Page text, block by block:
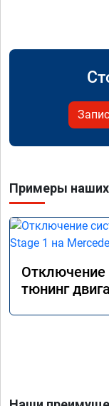
Примеры
Отключение
тюнинг